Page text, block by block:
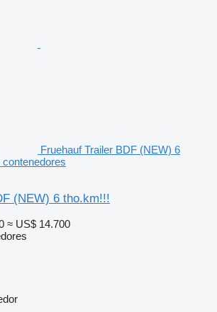
Fruehauf Trailer BDF (NEW) 6
(NEW) 6 tho.km!!!
≈ US$ 14.700